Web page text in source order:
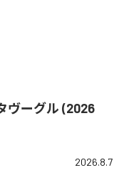
ヴーグル (2026
2026.8.7